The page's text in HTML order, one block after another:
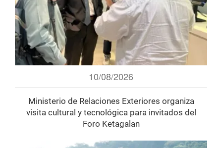
10/08/2026
Ministerio de Relaciones Exteriores organiza
visita cultural y tecnológica para invitados del
Foro Ketagalan